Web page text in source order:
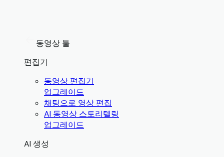
동영상 툴
편집기
동영상 편집기
업그레이드
채팅으로 영상 편집
AI 동영상 스토리텔링
업그레이드
AI 생성